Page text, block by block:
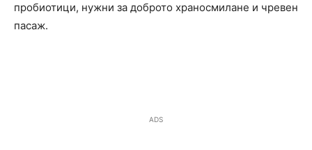
пробиотици, нужни за доброто храносмилане и чревен
пасаж.
ADS